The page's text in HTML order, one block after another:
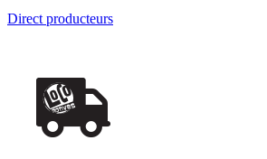
Direct producteurs